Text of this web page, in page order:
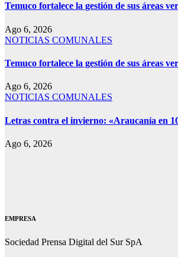
Temuco fortalece la gestión de sus áreas
Ago 6, 2026
NOTICIAS COMUNALES
Temuco fortalece la gestión de sus áreas
Ago 6, 2026
NOTICIAS COMUNALES
Letras contra el invierno: «Araucanía en
Ago 6, 2026
EMPRESA
Sociedad Prensa Digital del Sur SpA